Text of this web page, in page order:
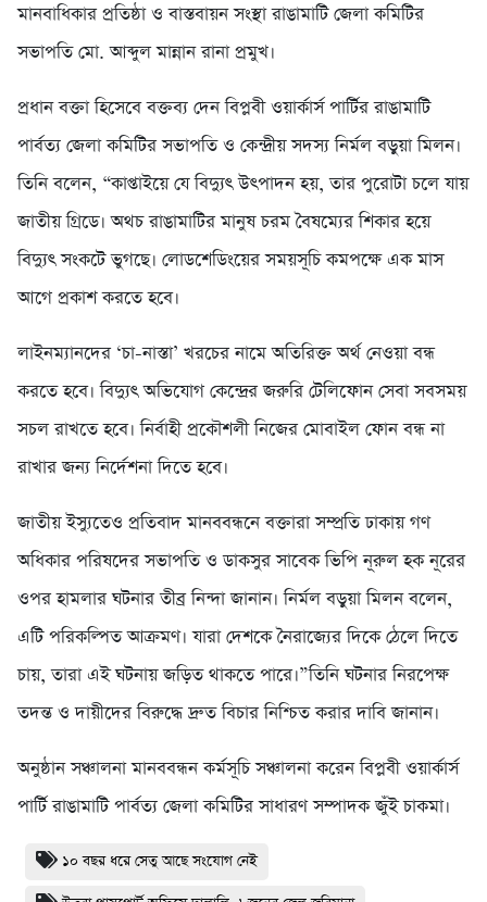
মানবাধিকার প্রতিষ্ঠা ও বাস্তবায়ন সংস্থা রাঙামাটি জেলা কমিটির
সভাপতি মো. আব্দুল মান্নান রানা প্রমুখ।
প্রধান বক্তা হিসেবে বক্তব্য দেন বিপ্লবী ওয়ার্কার্স পার্টির রাঙামাটি
পার্বত্য জেলা কমিটির সভাপতি ও কেন্দ্রীয় সদস্য নির্মল বড়ুয়া মিলন।
তিনি বলেন, “কাপ্তাইয়ে যে বিদ্যুৎ উৎপাদন হয়, তার পুরোটা চলে যায়
জাতীয় গ্রিডে। অথচ রাঙামাটির মানুষ চরম বৈষম্যের শিকার হয়ে
বিদ্যুৎ সংকটে ভুগছে। লোডশেডিংয়ের সময়সূচি কমপক্ষে এক মাস
আগে প্রকাশ করতে হবে।
লাইনম্যানদের ‘চা-নাস্তা’ খরচের নামে অতিরিক্ত অর্থ নেওয়া বন্ধ
করতে হবে। বিদ্যুৎ অভিযোগ কেন্দ্রের জরুরি টেলিফোন সেবা সবসময়
সচল রাখতে হবে। নির্বাহী প্রকৌশলী নিজের মোবাইল ফোন বন্ধ না
রাখার জন্য নির্দেশনা দিতে হবে।
জাতীয় ইস্যুতেও প্রতিবাদ মানববন্ধনে বক্তারা সম্প্রতি ঢাকায় গণ
অধিকার পরিষদের সভাপতি ও ডাকসুর সাবেক ভিপি নূরুল হক নূরের
ওপর হামলার ঘটনার তীব্র নিন্দা জানান। নির্মল বড়ুয়া মিলন বলেন,
এটি পরিকল্পিত আক্রমণ। যারা দেশকে নৈরাজ্যের দিকে ঠেলে দিতে
চায়, তারা এই ঘটনায় জড়িত থাকতে পারে।”তিনি ঘটনার নিরপেক্ষ
তদন্ত ও দায়ীদের বিরুদ্ধে দ্রুত বিচার নিশ্চিত করার দাবি জানান।
অনুষ্ঠান সঞ্চালনা মানববন্ধন কর্মসূচি সঞ্চালনা করেন বিপ্লবী ওয়ার্কার্স
পার্টি রাঙামাটি পার্বত্য জেলা কমিটির সাধারণ সম্পাদক জুঁই চাকমা।
১০ বছর ধরে সেতু আছে সংযোগ নেই